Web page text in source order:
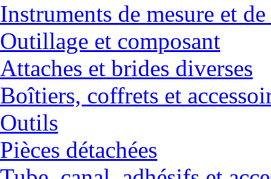
Instruments de mesure et
Outillage et composant
Attaches et brides diverses
Boîtiers, coffrets et
Outils
Pièces détachées